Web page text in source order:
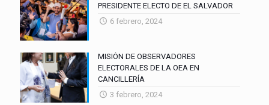
PRESIDENTE ELECTO DE EL SALVADOR
6 febrero, 2024
MISIÓN DE OBSERVADORES
ELECTORALES DE LA OEA EN
CANCILLERÍA
3 febrero, 2024